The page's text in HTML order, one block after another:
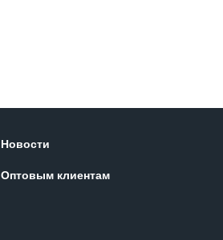
Новости
Оптовым клиентам